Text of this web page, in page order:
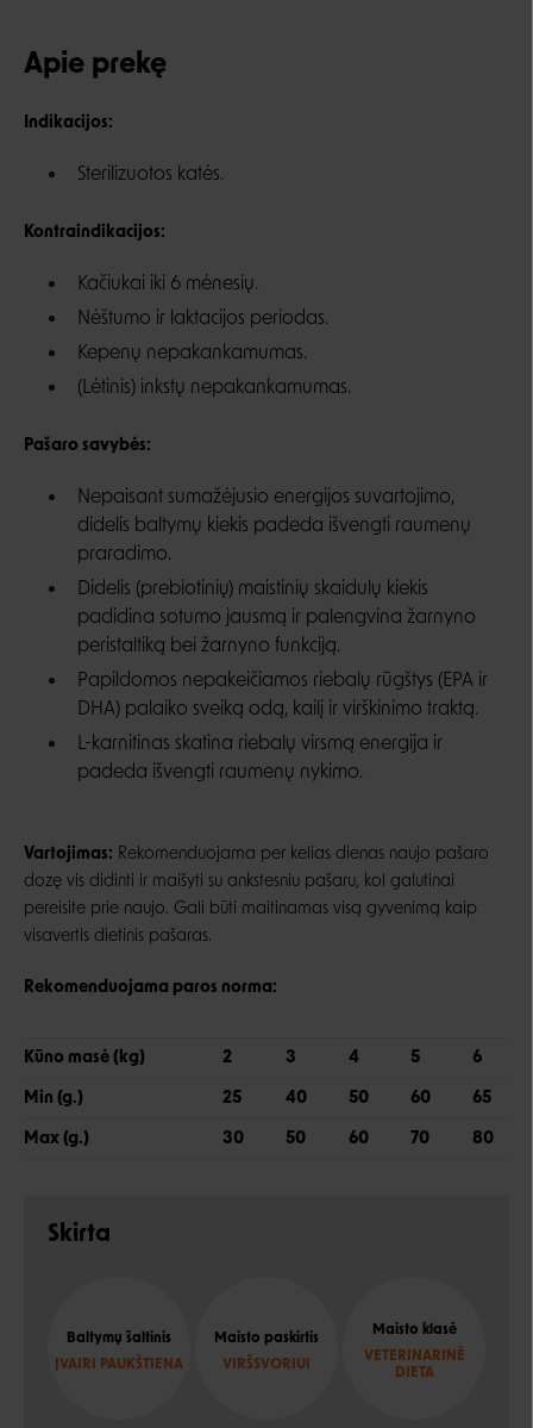
Apie prekę
Indikacijos:
Sterilizuotos katės.
Kontraindikacijos:
Kačiukai iki 6 mėnesių.
Nėštumo ir laktacijos periodas.
Kepenų nepakankamumas.
(Lėtinis) inkstų nepakankamumas.
Pašaro savybės:
Nepaisant sumažėjusio energijos suvartojimo,
didelis baltymų kiekis padeda išvengti raumenų
praradimo.
Didelis (prebiotinių) maistinių skaidulų kiekis
padidina sotumo jausmą ir palengvina žarnyno
peristaltiką bei žarnyno funkciją.
Papildomos nepakeičiamos riebalų rūgštys (EPA ir
DHA) palaiko sveiką odą, kailį ir virškinimo traktą.
L-karnitinas skatina riebalų virsmą energija ir
padeda išvengti raumenų nykimo.
Vartojimas: Rekomenduojama per kelias dienas naujo pašaro
dozę vis didinti ir maišyti su ankstesniu pašaru, kol galutinai
pereisite prie naujo. Gali būti maitinamas visą gyvenimą kaip
visavertis dietinis pašaras.
Rekomenduojama paros norma:
Kūno masė (kg) 2 3 4 5 6
Min (g.) 25 40 50 60 65
Max (g.) 30 50 60 70 80
Skirta
Baltymų šaltinis
ĮVAIRI PAUKŠTIENA
Maisto paskirtis
VIRŠSVORIUI
Maisto klasė
VETERINARINĖ
DIETA